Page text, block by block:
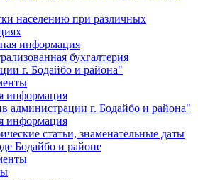
населению при различных
информация
бухгалтерия
г. Бодайбо и района"
информация
г. Бодайбо и района"
информация
статьи, знаменательные даты
Бодайбо и районе